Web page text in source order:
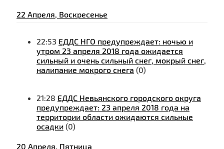
22 Апреля, Воскресенье
22:53 ЕДДС НГО предупреждает: ночью и
утром 23 апреля 2018 года ожидается
сильный и очень сильный снег, мокрый снег,
налипание мокрого снега (0)
21:28 ЕДДС Невьянского городского округа
предупреждает: 23 апреля 2018 года на
территории области ожидаются сильные
осадки (0)
20 Апреля, Пятница